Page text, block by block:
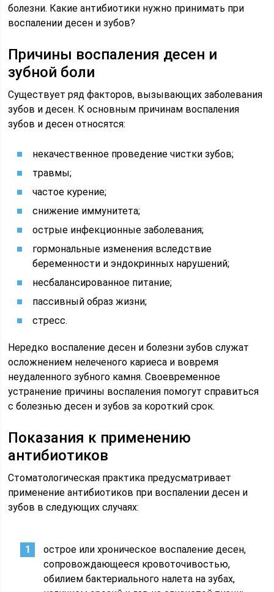
болезни. Какие антибиотики нужно принимать при
воспалении десен и зубов?
Причины воспаления десен и
зубной боли
Существует ряд факторов, вызывающих заболевания
зубов и десен. К основным причинам воспаления
зубов и десен относятся:
некачественное проведение чистки зубов;
травмы;
частое курение;
снижение иммунитета;
острые инфекционные заболевания;
гормональные изменения вследствие
беременности и эндокринных нарушений;
несбалансированное питание;
пассивный образ жизни;
стресс.
Нередко воспаление десен и болезни зубов служат
осложнением нелеченого кариеса и вовремя
неудаленного зубного камня. Своевременное
устранение причины воспаления помогут справиться
с болезнью десен и зубов за короткий срок.
Показания к применению
антибиотиков
Стоматологическая практика предусматривает
применение антибиотиков при воспалении десен и
зубов в следующих случаях:
острое или хроническое воспаление десен,
сопровождающееся кровоточивостью,
обилием бактериального налета на зубах,